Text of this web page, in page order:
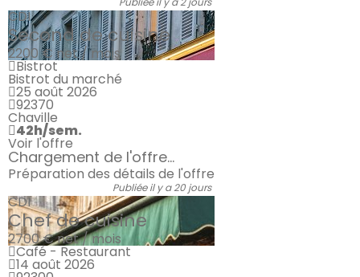
CDI
Second de cuisine
2200 €net / mois
Bistrot
Bistrot du marché
25 août 2026
92370
Chaville
42h/sem.
Voir l'offre
Chargement de l'offre...
Préparation des détails de l'offre
Publiée il y a 20 jours
CDI
Chef de cuisine
2700 €net / mois
Café - Restaurant
14 août 2026